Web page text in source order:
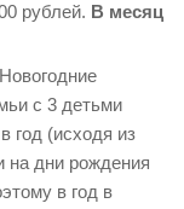
рублей. В месяц
Новогодние
с 3 детьми
год (исходя из
на дни рождения
в год в